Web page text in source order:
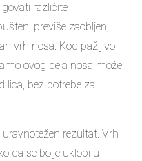
različite
previše zaobljen,
vrh nosa. Kod pažljivo
ovog dela nosa može
lica, bez potrebe za
rezultat. Vrh
da se bolje uklopi u